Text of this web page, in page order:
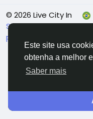
Este site usa
obtenha a melhor
Saber mais
© 2026 Live City In
Sobre Termos
policy
Diretório